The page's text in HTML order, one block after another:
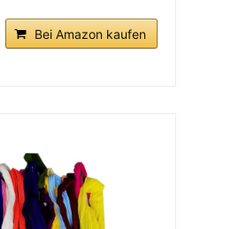
Bei Amazon kaufen